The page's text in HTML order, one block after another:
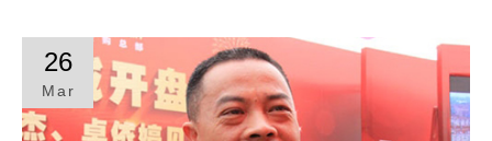
26
Mar